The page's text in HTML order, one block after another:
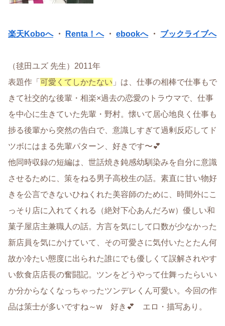
楽天Koboへ・ Renta！へ・ ebookへ・ ブックライブへ
（毬田ユズ 先生）2011年
表題作「 可愛くてしかたない 」は、仕事の相棒で仕事もで
きて社交的な後輩・相楽×過去の恋愛のトラウマで、仕事
を中心に生きていた先輩・野村。懐いて居心地良く仕事も
捗る後輩から突然の告白で、意識しすぎて過剰反応してド
ツボにはまる先輩パターン、好きです〜💕
他同時収録の短編は、世話焼き鈍感幼馴染みを自分に意識
させるために、策をねる男子高校生の話。素直に甘い物好
きを公言できないひねくれた美容師のために、時間外にこ
っそり店に入れてくれる（絶対下心あんだろw）優しい和
菓子屋店主兼職人の話。方言を気にして口数が少なかった
新店員を気にかけていて、その可愛さに気付いたとたん何
故か冷たい態度に出られた誰にでも優しくて誤解されやす
い飲食店店長の奮闘記。ツンをどうやって仕舞ったらいい
か分からなくなっちゃったツンデレくん可愛い。今回の作
品は策士が多いですね～w 好き💕 エロ・描写あり。